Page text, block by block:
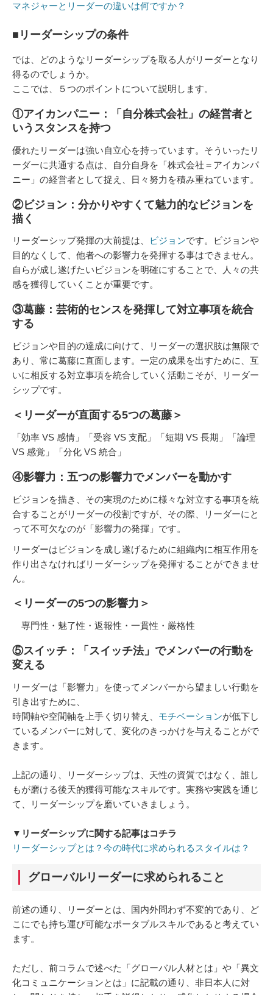
マネジャーとリーダーの違いは何ですか？
■リーダーシップの条件
では、どのようなリーダーシップを取る人がリーダーとなり
得るのでしょうか。
ここでは、５つのポイントについて説明します。
①アイカンパニー：「自分株式会社」の経営者と
いうスタンスを持つ
優れたリーダーは強い自立心を持っています。そういったリ
ーダーに共通する点は、自分自身を「株式会社＝アイカンパ
ニー」の経営者として捉え、日々努力を積み重ねています。
②ビジョン：分かりやすくて魅力的なビジョンを
描く
リーダーシップ発揮の大前提は、 ビジョンです。ビジョンや
目的なくして、他者への影響力を発揮する事はできません。
自らが成し遂げたいビジョンを明確にすることで、人々の共
感を獲得していくことが重要です。
③葛藤：芸術的センスを発揮して対立事項を統合
する
ビジョンや目的の達成に向けて、リーダーの選択肢は無限で
あり、常に葛藤に直面します。一定の成果を出すために、互
いに相反する対立事項を統合していく活動こそが、リーダー
シップです。
＜リーダーが直面する5つの葛藤＞
「効率 VS 感情」「受容 VS 支配」「短期 VS 長期」「論理
VS 感覚」「分化 VS 統合」
④影響力：五つの影響力でメンバーを動かす
ビジョンを描き、その実現のために様々な対立する事項を統
合することがリーダーの役割ですが、その際、リーダーにと
って不可欠なのが「影響力の発揮」です。
リーダーはビジョンを成し遂げるために組織内に相互作用を
作り出さなければリーダーシップを発揮することができませ
ん。
＜リーダーの5つの影響力＞
専門性・魅了性・返報性・一貫性・厳格性
⑤スイッチ：「スイッチ法」でメンバーの行動を
変える
リーダーは「影響力」を使ってメンバーから望ましい行動を
引き出すために、
時間軸や空間軸を上手く切り替え、 モチベーションが低下し
ているメンバーに対して、変化のきっかけを与えることがで
きます。
上記の通り、リーダーシップは、天性の資質ではなく、誰し
もが磨ける後天的獲得可能なスキルです。実務や実践を通じ
て、リーダーシップを磨いていきましょう。
▼リーダーシップに関する記事はコチラ
リーダーシップとは？今の時代に求められるスタイルは？
グローバルリーダーに求められること
前述の通り、リーダーとは、国内外問わず不変的であり、ど
こにでも持ち運び可能なポータブルスキルであると考えてい
ます。
ただし、前コラムで述べた「グローバル人材とは」や「異文
化コミュニケーションとは」に記載の通り、非日本人に対